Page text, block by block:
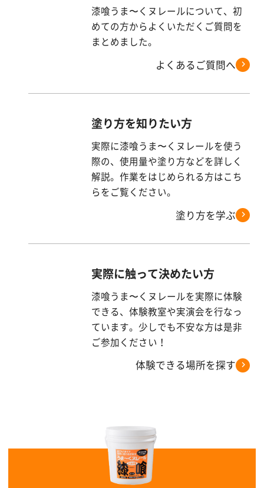
漆喰うま〜くヌレールについて、初
めての方からよくいただくご質問を
まとめました。
よくあるご質問へ
塗り方を知りたい方
実際に漆喰うま〜くヌレールを使う
際の、使用量や塗り方などを詳しく
解説。作業をはじめられる方はこち
らをご覧ください。
塗り方を学ぶ
実際に触って決めたい方
漆喰うま〜くヌレールを実際に体験
できる、体験教室や実演会を行なっ
ています。少しでも不安な方は是非
ご参加ください！
体験できる場所を探す